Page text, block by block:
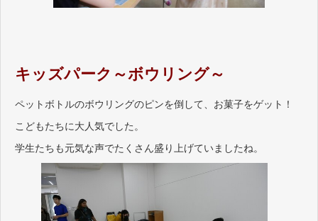
キッズパーク～ボウリング～
ペットボトルのボウリングのピンを倒して、お菓子をゲット！
こどもたちに大人気でした。
学生たちも元気な声でたくさん盛り上げていましたね。